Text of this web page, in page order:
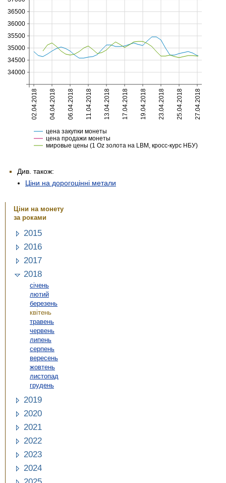
Див. також:
Ціни на дорогоцінні метали
Ціни на монету
за роками
2015
2016
2017
2018
січень
лютий
березень
квітень
травень
червень
липень
серпень
вересень
жовтень
листопад
грудень
2019
2020
2021
2022
2023
2024